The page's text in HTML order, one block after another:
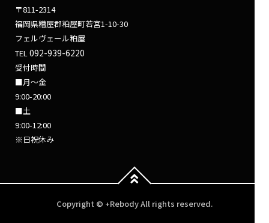
〒811-2314
福岡県糟屋郡粕屋町若宮1-10-30
フェルヴェール粕屋
TEL 092-939-6220
受付時間
■月～金
9:00-20:00
■土
9:00-12:00
※日祝休み
Copyright © +Rebody All rights reserved.